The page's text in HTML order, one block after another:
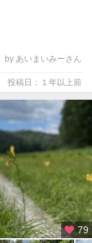
by あいまいみーさん
投稿日：１年以上前
79